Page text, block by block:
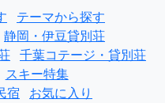
テーマから探す
静岡・伊豆貸別荘
千葉コテージ・貸別荘
スキー特集
宿 お気に入り